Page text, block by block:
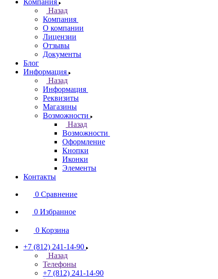
Компания
Назад
Компания
О компании
Лицензии
Отзывы
Документы
Блог
Информация
Назад
Информация
Реквизиты
Магазины
Возможности
Назад
Возможности
Оформление
Кнопки
Иконки
Элементы
Контакты
0 Сравнение
0 Избранное
0 Корзина
+7 (812) 241-14-90
Назад
Телефоны
+7 (812) 241-14-90